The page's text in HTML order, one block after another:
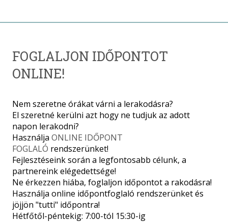
FOGLALJON IDŐPONTOT
ONLINE!
Nem szeretne órákat várni a lerakodásra?
El szeretné kerülni azt hogy ne tudjuk az adott
napon lerakodni?
Használja ONLINE IDŐPONT
FOGLALÓ rendszerünket!
Fejlesztéseink során a legfontosabb célunk, a
partnereink elégedettsége!
Ne érkezzen hiába, foglaljon időpontot a rakodásra!
Használja online időpontfoglaló rendszerünket és
jöjjön "tutti" időpontra!
Hétfőtől-péntekig: 7:00-tól 15:30-ig